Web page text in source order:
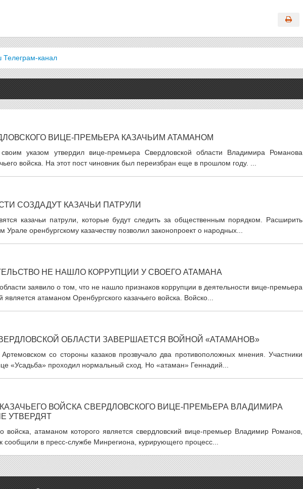
Телеграм-канал
ВИЦЕ-ПРЕМЬЕРА КАЗАЧЬИМ АТАМАНОМ
указом утвердил вице-премьера Свердловской области Владимира Романова
войска. На этот пост чиновник был переизбран еще в прошлом году. ...
СОЗДАДУТ КАЗАЧЬИ ПАТРУЛИ
казачьи патрули, которые будут следить за общественным порядком. Расширить
оренбургскому казачеству позволил законопроект о народных...
НЕ НАШЛО КОРРУПЦИИ У СВОЕГО АТАМАНА
заявило о том, что не нашло признаков коррупции в деятельности вице-премьера
атаманом Оренбургского казачьего войска. Войско...
ОБЛАСТИ ЗАВЕРШАЕТСЯ ВОЙНОЙ «АТАМАНОВ»
со стороны казаков прозвучало два противоположных мнения. Участники
«Усадьба» проходил нормальный сход. Но «атаман» Геннадий...
ВОЙСКА СВЕРДЛОВСКОГО ВИЦЕ-ПРЕМЬЕРА ВЛАДИМИРА
УТВЕРДЯТ
войска, атаманом которого является свердловский вице-премьер Владимир Романов,
сообщили в пресс-службе Минрегиона, курирующего процесс...